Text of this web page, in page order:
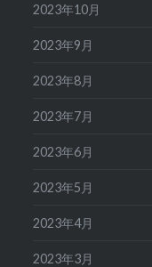
2023年10月
2023年9月
2023年8月
2023年7月
2023年6月
2023年5月
2023年4月
2023年3月